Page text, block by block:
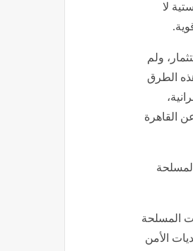
لا
ولم
الطرق
القاهرة
المسلحة
الأمن